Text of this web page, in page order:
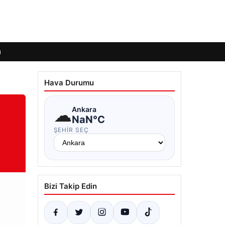
Hava Durumu
☁Ankara
NaN°C
ŞEHIR SEÇ
Bizi Takip Edin